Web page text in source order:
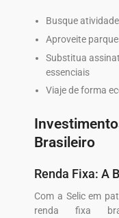
Busque
Aproveite
Substitua
essenciais
Viaje de forma
Brasileiro
Renda Fixa: A
Com a Selic em
renda fixa